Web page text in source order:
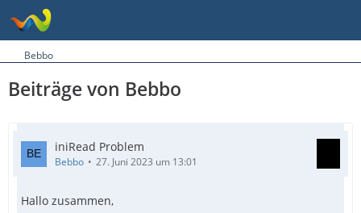
Bebbo
Beiträge von Bebbo
iniRead Problem
Bebbo 27. Juni 2023 um 13:01
Hallo zusammen,